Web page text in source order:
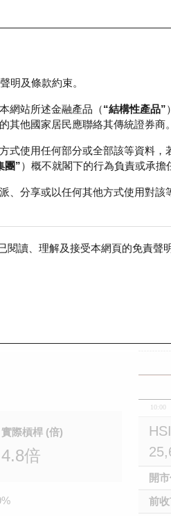
室明及條款約束。
網站所述金融產品（“結構性產品”
其他國家居民應聯絡其傳統證券商。
使用任何部分或全部該等資料
團”）概不就閣下的行為負責或承擔
分享或以任何其他方式使用對
閱讀、理解及接受本網頁的免責聲
實際槓桿 (倍)
4.8倍
10:00
開
前